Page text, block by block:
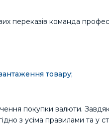
переказів команда
товару;
покупки валюти.
з усіма правилами та у